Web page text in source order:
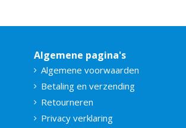
Algemene pagina's
Algemene voorwaarden
Betaling en verzending
Retourneren
Privacy verklaring